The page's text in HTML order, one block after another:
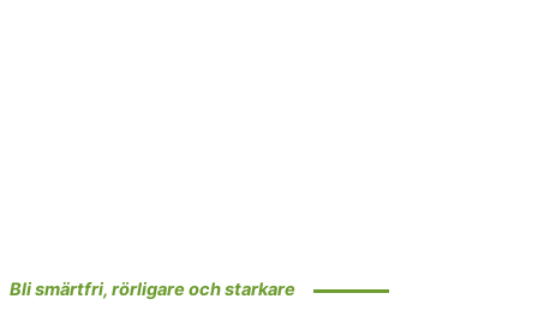
Bli smärtfri, rörligare och starkare